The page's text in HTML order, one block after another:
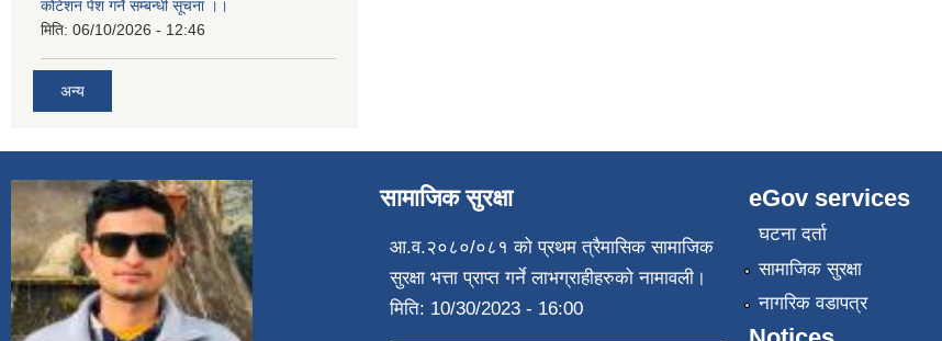
कोटेशन पेश गर्ने सम्बन्धी सूचना ।।
मिति: 06/10/2026 - 12:46
अन्य
सामाजिक सुरक्षा
आ.व.२०८०/०८१ को प्रथम त्रैमासिक सामाजिक
सुरक्षा भत्ता प्राप्त गर्ने लाभग्राहीहरुको नामावली।
मिति: 10/30/2023 - 16:00
eGov services
घटना दर्ता
सामाजिक सुरक्षा
नागरिक वडापत्र